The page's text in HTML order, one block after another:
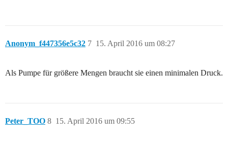
Anonym_f447356e5c32 15. April 2016 um 08:27
7
Als Pumpe für größere Mengen braucht sie einen minimalen Druck.
Peter_TOO 15. April 2016 um 09:55
8